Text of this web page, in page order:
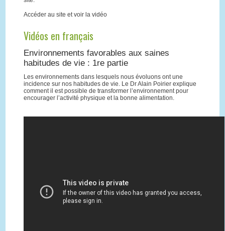
Accéder au site et voir la vidéo
Vidéos en français
Environnements favorables aux saines
habitudes de vie : 1re partie
Les environnements dans lesquels nous évoluons ont une
incidence sur nos habitudes de vie. Le Dr Alain Poirier explique
comment il est possible de transformer l’environnement pour
encourager l’activité physique et la bonne alimentation.